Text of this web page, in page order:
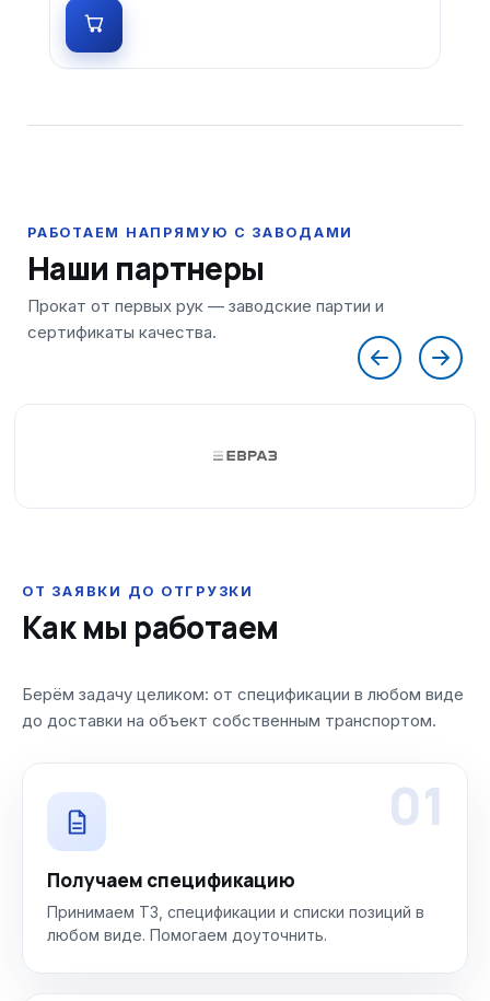
Наши партнеры
ОТ ЗАЯВКИ ДО ОТГРУЗКИ
Как мы работаем
Берём задачу целиком: от спецификации в любом виде
до доставки на объект собственным транспортом.
01
Получаем спецификацию
Принимаем ТЗ, спецификации и списки позиций в
любом виде. Помогаем доуточнить.